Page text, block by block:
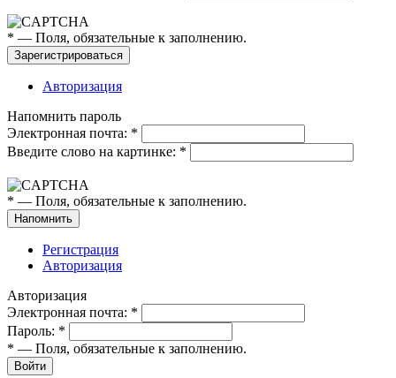
* — Поля, обязательные к заполнению.
Авторизация
Напомнить пароль
Электронная почта: *
Введите слово на картинке: *
* — Поля, обязательные к заполнению.
Регистрация
Авторизация
Авторизация
Электронная почта: *
Пароль: *
* — Поля, обязательные к заполнению.